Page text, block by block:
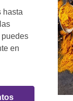
hasta
puedes
en